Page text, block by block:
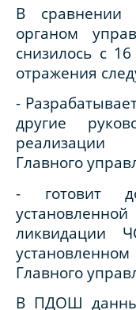
В сравнении
органом
снизилось с
отражения
-
другие
Главного
- готовит
ликвидации
Главного
В ПДОШ